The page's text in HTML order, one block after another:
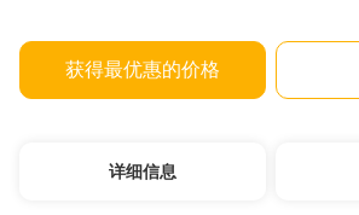
获得最优惠的价格
详细信息